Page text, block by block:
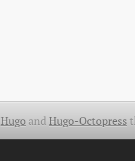
HugoandHugo-Octopress